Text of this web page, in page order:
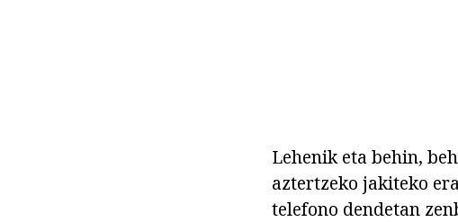
Lehenik eta behin,
aztertzeko jakiteko
telefono dendetan